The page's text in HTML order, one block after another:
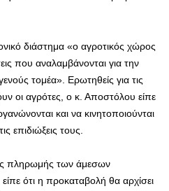
διάστημα «ο αγροτικός χώρος
που αναλαμβάνονται για την
τομέα». Ερωτηθείς για τις
οι αγρότες, ο κ. Αποστόλου είπε
και να κινητοποιούνται
επιδιώξεις τους.
πληρωμής των άμεσων
ότι η προκαταβολή θα αρχίσει